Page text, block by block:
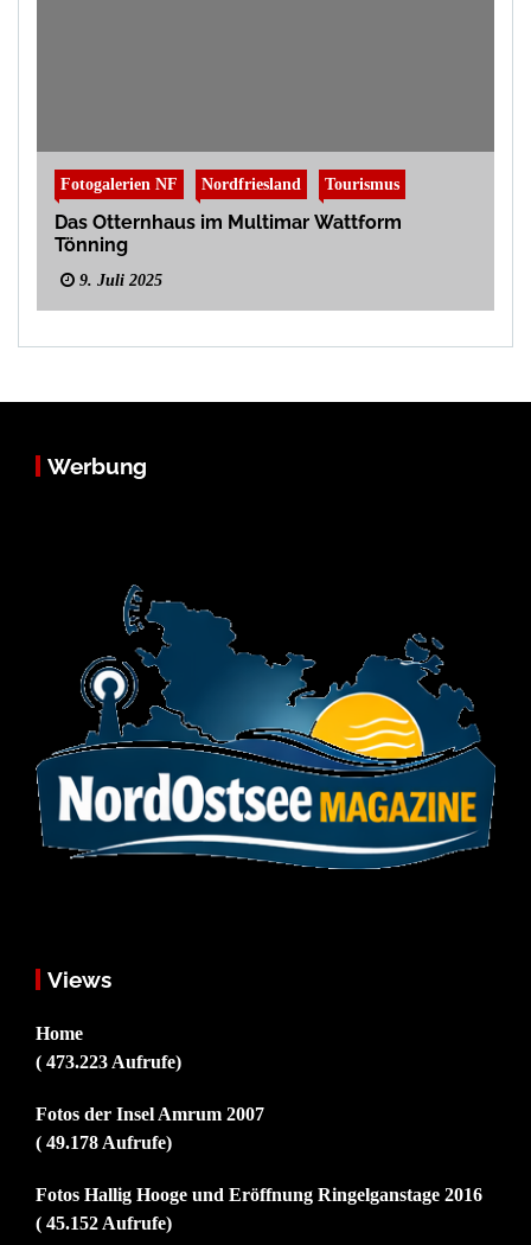
Fotogalerien NF Nordfriesland Tourismus
Das Otternhaus im Multimar Wattform
Tönning
9. Juli 2025
Werbung
Views
Home
( 473.223 Aufrufe)
Fotos der Insel Amrum 2007
( 49.178 Aufrufe)
Fotos Hallig Hooge und Eröffnung Ringelganstage 2016
( 45.152 Aufrufe)